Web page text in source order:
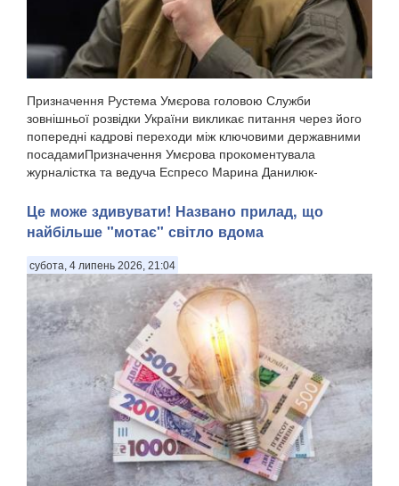
Призначення Рустема Умєрова головою Служби
зовнішньої розвідки України викликає питання через його
попередні кадрові переходи між ключовими державними
посадамиПризначення Умєрова прокоментувала
журналістка та ведуча Еспресо Марина Данилюк-
Це може здивувати! Названо прилад, що
найбільше "мотає" світло вдома
субота, 4 липень 2026, 21:04